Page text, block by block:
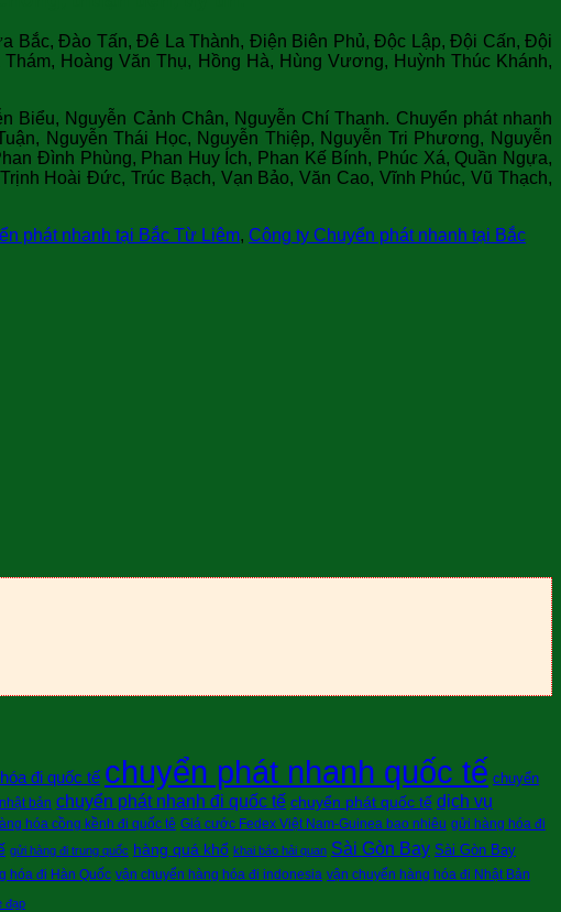
Bắc, Đào Tấn, Đê La Thành, Điện Biên Phủ, Độc Lập, Đội Cấn, Đội
Hoàng Văn Thụ, Hồng Hà, Hùng Vương, Huỳnh Thúc Khánh,
Nguyễn Cảnh Chân, Nguyễn Chí Thanh. Chuyển phát nhanh
Nguyễn Thái Học, Nguyễn Thiệp, Nguyễn Tri Phương, Nguyễn
Đình Phùng, Phan Huy Ích, Phan Kế Bính, Phúc Xá, Quần Ngựa,
Hoài Đức, Trúc Bạch, Vạn Bảo, Văn Cao, Vĩnh Phúc, Vũ Thạch,
phát nhanh tại Bắc Từ Liêm, Công ty Chuyển phát nhanh tại Bắc
đi quốc tế chuyển phát nhanh quốc tế chuyển
bản chuyển phát nhanh đi quốc tế chuyển phát quốc tế dịch vụ
hóa cồng kềnh đi quốc tê Giá cước Fedex Việt Nam-Guinea bao nhiêu gửi hàng hóa đi
gửi hàng đi trung quốc hàng quá khổ khai báo hải quan Sài Gòn Bay Sài Gòn Bay
hóa đi Hàn Quốc vận chuyển hàng hóa đi indonesia vận chuyển hàng hóa đi Nhật Bản
đạp